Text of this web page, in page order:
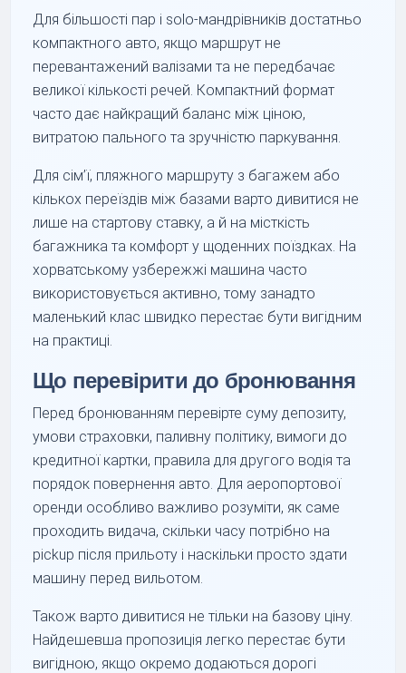
Для більшості пар і solo-мандрівників достатньо
компактного авто, якщо маршрут не
перевантажений валізами та не передбачає
великої кількості речей. Компактний формат
часто дає найкращий баланс між ціною,
витратою пального та зручністю паркування.
Для сім’ї, пляжного маршруту з багажем або
кількох переїздів між базами варто дивитися не
лише на стартову ставку, а й на місткість
багажника та комфорт у щоденних поїздках. На
хорватському узбережжі машина часто
використовується активно, тому занадто
маленький клас швидко перестає бути вигідним
на практиці.
Що перевірити до бронювання
Перед бронюванням перевірте суму депозиту,
умови страховки, паливну політику, вимоги до
кредитної картки, правила для другого водія та
порядок повернення авто. Для аеропортової
оренди особливо важливо розуміти, як саме
проходить видача, скільки часу потрібно на
pickup після прильоту і наскільки просто здати
машину перед вильотом.
Також варто дивитися не тільки на базову ціну.
Найдешевша пропозиція легко перестає бути
вигідною, якщо окремо додаються дорогі